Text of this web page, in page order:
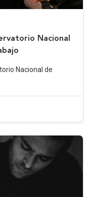
Nacional
Nacional de